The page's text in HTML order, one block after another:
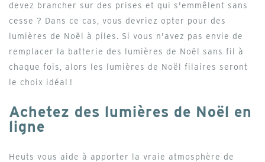
devez brancher sur des prises et qui s'emmêlent sans
cesse ? Dans ce cas, vous devriez opter pour des
lumières de Noël à piles. Si vous n'avez pas envie de
remplacer la batterie des lumières de Noël sans fil à
chaque fois, alors les lumières de Noël filaires seront
le choix idéal !
Achetez des lumières de Noël en
ligne
Heuts vous aide à apporter la vraie atmosphère de